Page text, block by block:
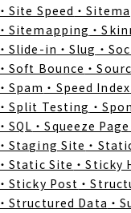
・Site Speed ・
・Sitemapping ・
・Slide-in ・Slug ・
・Soft Bounce ・
・Spam ・Speed Index
・Split Testing ・
・SQL ・Squeeze Page
・Staging Site ・
・Static Site ・Sticky
・Sticky Post ・
・Structured Data ・